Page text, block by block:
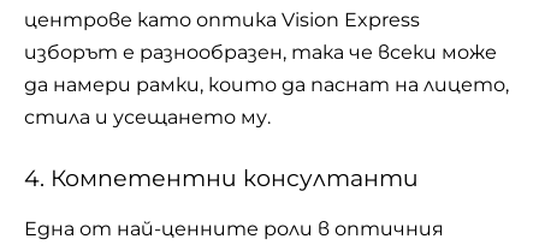
центрове като оптика Vision Express
изборът е разнообразен, така че всеки може
да намери рамки, които да паснат на лицето,
стила и усещането му.
4. Компетентни консултанти
Една от най-ценните роли в оптичния